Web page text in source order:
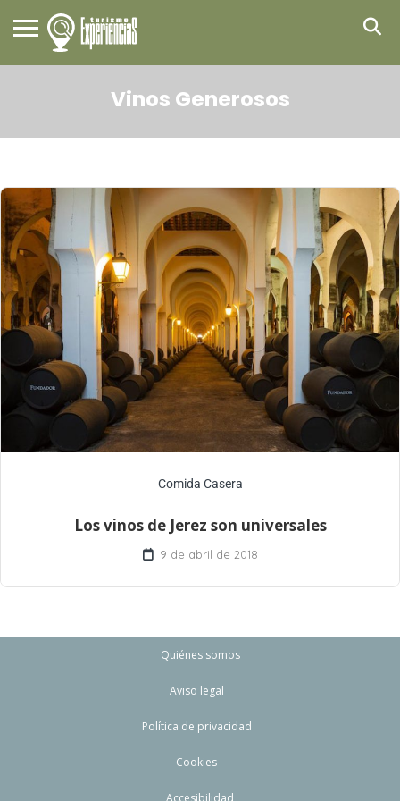
Vinos Generosos
Comida Casera
Los vinos de Jerez son universales
9 de abril de 2018
Quiénes somos
Aviso legal
Política de privacidad
Cookies
Accesibilidad